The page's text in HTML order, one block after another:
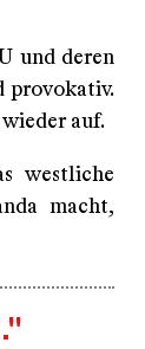
und deren
provokativ.
auf.
westliche
macht,